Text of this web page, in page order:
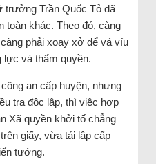
trưởng Trần Quốc Tỏ đã
toàn khác. Theo đó, càng
phải xoay xở để vá víu
lực và thẩm quyền.
an cấp huyện, nhưng
tra độc lập, thì việc hợp
Xã quyền khởi tố chẳng
giấy, vừa tái lập cấp
tướng.